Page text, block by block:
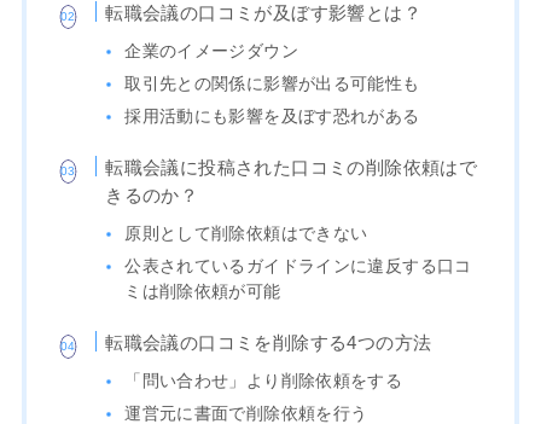
転職会議の口コミが及ぼす影響とは？
企業のイメージダウン
取引先との関係に影響が出る可能性も
採用活動にも影響を及ぼす恐れがある
転職会議に投稿された口コミの削除依頼はで
きるのか？
原則として削除依頼はできない
公表されているガイドラインに違反する口コ
ミは削除依頼が可能
転職会議の口コミを削除する4つの方法
「問い合わせ」より削除依頼をする
運営元に書面で削除依頼を行う